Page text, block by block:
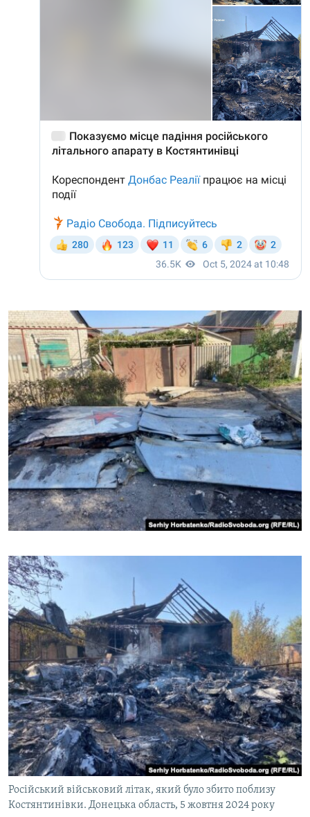
Російський військовий літак, який було збито поблизу
Костянтинівки. Донецька область, 5 жовтня 2024 року